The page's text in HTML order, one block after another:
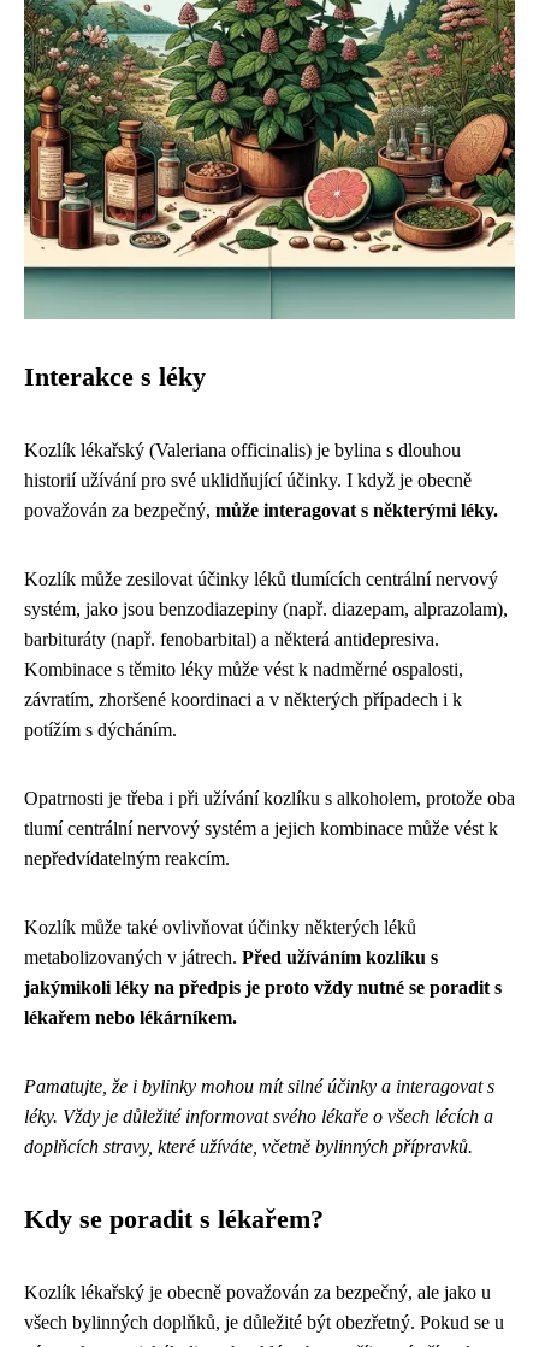
Interakce s léky
Kozlík lékařský (Valeriana officinalis) je bylina s dlouhou
historií užívání pro své uklidňující účinky. I když je obecně
považován za bezpečný, může interagovat s některými léky.
Kozlík může zesilovat účinky léků tlumících centrální nervový
systém, jako jsou benzodiazepiny (např. diazepam, alprazolam),
barbituráty (např. fenobarbital) a některá antidepresiva.
Kombinace s těmito léky může vést k nadměrné ospalosti,
závratím, zhoršené koordinaci a v některých případech i k
potížím s dýcháním.
Opatrnosti je třeba i při užívání kozlíku s alkoholem, protože oba
tlumí centrální nervový systém a jejich kombinace může vést k
nepředvídatelným reakcím.
Kozlík může také ovlivňovat účinky některých léků
metabolizovaných v játrech. Před užíváním kozlíku s
jakýmikoli léky na předpis je proto vždy nutné se poradit s
lékařem nebo lékárníkem.
Pamatujte, že i bylinky mohou mít silné účinky a interagovat s
léky. Vždy je důležité informovat svého lékaře o všech lécích a
doplňcích stravy, které užíváte, včetně bylinných přípravků.
Kdy se poradit s lékařem?
Kozlík lékařský je obecně považován za bezpečný, ale jako u
všech bylinných doplňků, je důležité být obezřetný. Pokud se u